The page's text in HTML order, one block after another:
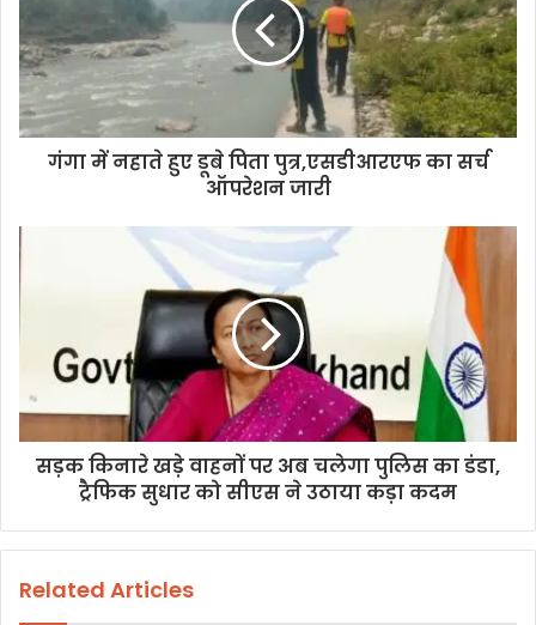
i
a
d
गंगा में नहाते हुए डूबे पिता पुत्र,एसडीआरएफ का सर्च
ऑपरेशन जारी
सड़क किनारे खड़े वाहनों पर अब चलेगा पुलिस का डंडा,
ट्रैफिक सुधार को सीएस ने उठाया कड़ा कदम
Related Articles